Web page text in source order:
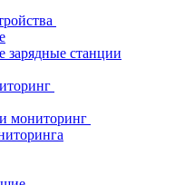
зарядные станции
мониторинг